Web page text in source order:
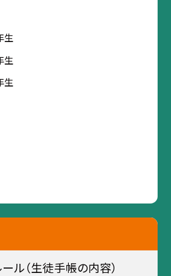
生
生
生
ル（生徒手帳の内容）